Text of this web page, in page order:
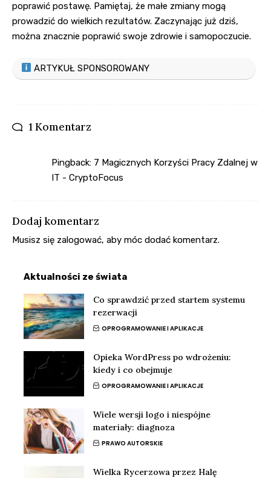
poprawić postawę. Pamiętaj, że małe zmiany mogą
prowadzić do wielkich rezultatów. Zaczynając już dziś,
można znacznie poprawić swoje zdrowie i samopoczucie.
ARTYKUŁ SPONSOROWANY
1 Komentarz
Pingback: 7 Magicznych Korzyści Pracy Zdalnej w
IT - CryptoFocus
Dodaj komentarz
Musisz się zalogować, aby móc dodać komentarz.
Aktualności ze świata
Co sprawdzić przed startem systemu
rezerwacji
OPROGRAMOWANIE I APLIKACJE
Opieka WordPress po wdrożeniu:
kiedy i co obejmuje
OPROGRAMOWANIE I APLIKACJE
Wiele wersji logo i niespójne
materiały: diagnoza
PRAWO AUTORSKIE
Wielka Rycerzowa przez Halę